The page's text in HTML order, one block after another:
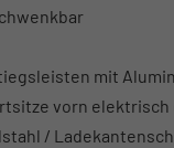
mit
vorn
/